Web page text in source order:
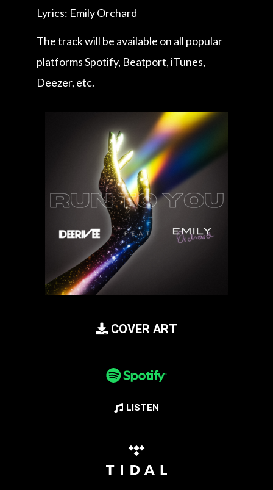
Lyrics: Emily Orchard
The track will be available on all popular
platforms Spotify, Beatport, iTunes,
Deezer, etc.
COVER ART
LISTEN